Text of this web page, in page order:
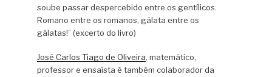
soube passar despercebido entre os gentílicos.
Romano entre os romanos, gálata entre os
gálatas!” (excerto do livro)
José Carlos Tiago de Oliveira, matemático,
professor e ensaísta é também colaborador da